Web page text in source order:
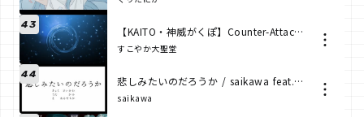
43 【KAITO・神威がくぽ】Counter-Attacker【オリジナル曲/ボカコレ2021秋】
すこやか大聖堂
44 悲しみたいのだろうか / saikawa feat.可不
saikawa